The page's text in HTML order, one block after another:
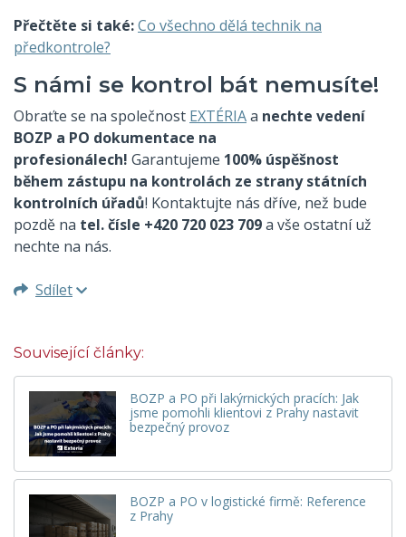
Přečtěte si také:Co všechno dělá technik na
předkontrole?
S námi se kontrol bát nemusíte!
Obraťte se na společnost EXTÉRIAa nechte vedení
BOZP a PO dokumentace na
profesionálech! Garantujeme 100% úspěšnost
během zástupu na kontrolách ze strany státních
kontrolních úřadů! Kontaktujte nás dříve, než bude
pozdě na tel. čísle +420 720 023 709a vše ostatní už
nechte na nás.
Sdílet
Související články:
BOZP a PO při lakýrnických pracích: Jak
jsme pomohli klientovi z Prahy nastavit
bezpečný provoz
BOZP a PO v logistické firmě: Reference
z Prahy